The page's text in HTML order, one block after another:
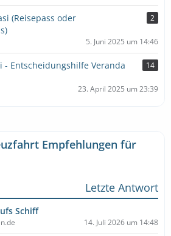
(Reisepass oder
2
5. Juni 2025 um 14:46
- Entscheidungshilfe Veranda
14
23. April 2025 um 23:39
Empfehlungen für
Letzte Antwort
Schiff
14. Juli 2026 um 14:48